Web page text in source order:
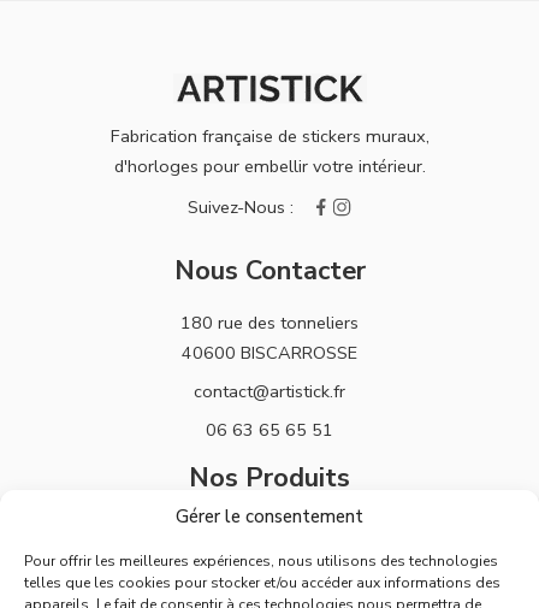
Gérer le consentement
Pour offrir les meilleures expériences, nous utilisons des technologies
telles que les cookies pour stocker et/ou accéder aux informations des
Fabrication française de stickers muraux,
d'horloges pour embellir votre intérieur.
Nous Contacter
180 rue des tonneliers
40600 BISCARROSSE
contact@artistick.fr
06 63 65 65 51
Nos Produits
Stickers
Horloges